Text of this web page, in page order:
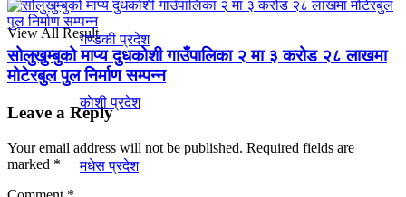
View All Resultगण्डकी प्रदेश
काेशी प्रदेश
मधेस प्रदेश
सोलुखुम्बुको माप्य दुधकोशी गाउँपालिका २ मा ३ करोड २८ लाखमा
मोटेरबुल पुल निर्माण सम्पन्न
Leave a Reply
Your email address will not be published. Required fields are
marked *